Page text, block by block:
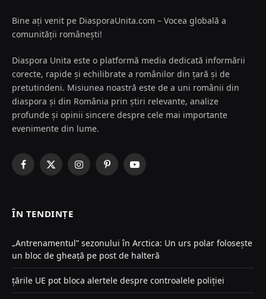
Bine ați venit pe DiasporaUnita.com – Vocea globală a
comunității românești!
Diaspora Unita este o platformă media dedicată informării
corecte, rapide și echilibrate a românilor din țară și de
pretutindeni. Misiunea noastră este de a uni românii din
diaspora și din România prin știri relevante, analize
profunde și opinii sincere despre cele mai importante
evenimente din lume.
Facebook
X
InstagramPinterestYouTube
ÎN TENDINȚE
„Antrenamentul” sezonului în Arctica: Un urs polar folosește
un bloc de gheață pe post de halteră
țările UE pot bloca alertele despre controalele poliției